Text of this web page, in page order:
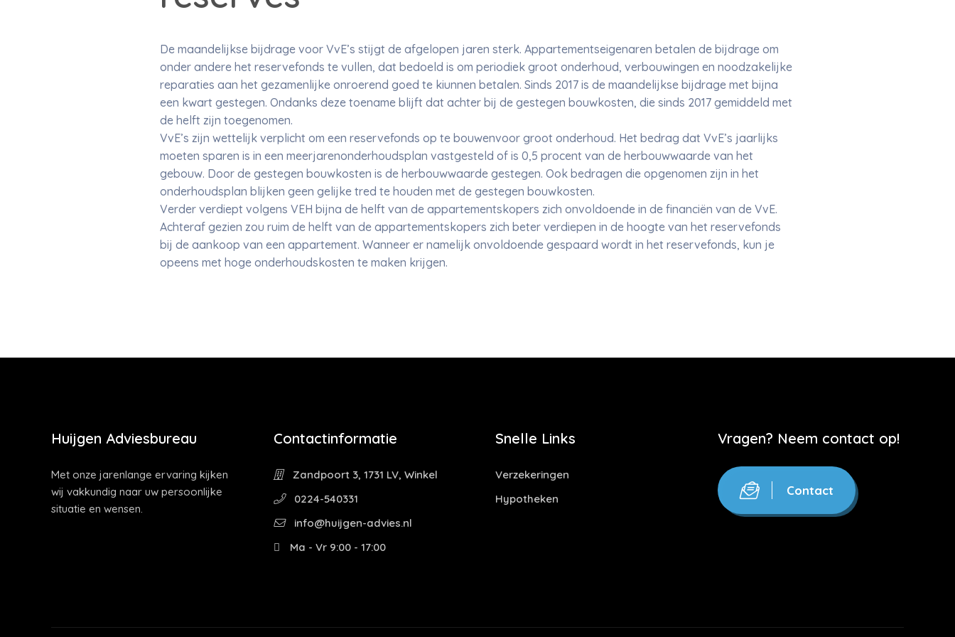
De maandelijkse bijdrage voor VvE’s stijgt de afgelopen jaren sterk. Appartementseigenaren betalen de bijdrage om
onder andere het reservefonds te vullen, dat bedoeld is om periodiek groot onderhoud, verbouwingen en noodzakelijke
reparaties aan het gezamenlijke onroerend goed te kiunnen betalen. Sinds 2017 is de maandelijkse bijdrage met bijna
een kwart gestegen. Ondanks deze toename blijft dat achter bij de gestegen bouwkosten, die sinds 2017 gemiddeld met
de helft zijn toegenomen.
VvE’s zijn wettelijk verplicht om een reservefonds op te bouwenvoor groot onderhoud. Het bedrag dat VvE’s jaarlijks
moeten sparen is in een meerjarenonderhoudsplan vastgesteld of is 0,5 procent van de herbouwwaarde van het
gebouw. Door de gestegen bouwkosten is de herbouwwaarde gestegen. Ook bedragen die opgenomen zijn in het
onderhoudsplan blijken geen gelijke tred te houden met de gestegen bouwkosten.
Verder verdiept volgens VEH bijna de helft van de appartementskopers zich onvoldoende in de financiën van de VvE.
Achteraf gezien zou ruim de helft van de appartementskopers zich beter verdiepen in de hoogte van het reservefonds
bij de aankoop van een appartement. Wanneer er namelijk onvoldoende gespaard wordt in het reservefonds, kun je
opeens met hoge onderhoudskosten te maken krijgen.
Huijgen Adviesbureau
Met onze jarenlange ervaring kijken
wij vakkundig naar uw persoonlijke
situatie en wensen.
Contactinformatie
Zandpoort 3, 1731 LV, Winkel
0224-540331
info@huijgen-advies.nl
Ma - Vr 9:00 - 17:00
Snelle Links
Verzekeringen
Hypotheken
Vragen? Neem contact op!
Contact